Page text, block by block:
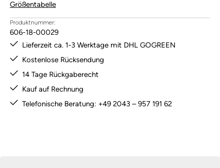
Größentabelle
Produktnummer:
606-18-00029
Lieferzeit ca. 1-3 Werktage mit DHL GOGREEN
Kostenlose Rücksendung
14 Tage Rückgaberecht
Kauf auf Rechnung
Telefonische Beratung: +49 2043 – 957 191 62